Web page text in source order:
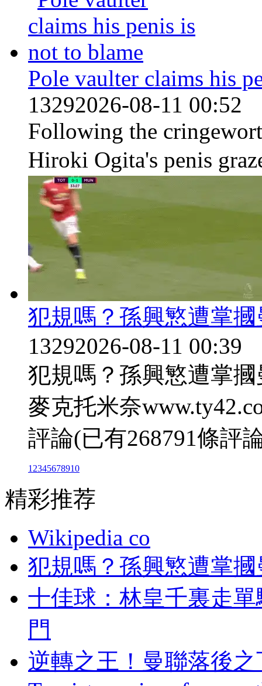
Pole vaulter claims his
13292026-08-11 00:52
Following the
Hiroki Ogita's penis
犯規嗎？孫興慜遭
13292026-08-11 00:39
犯規嗎？孫興慜遭
麥克托米奈
評論(已有268791條評
1 2345678910
精彩推荐
Wikipedia co
犯規嗎？孫興慜遭
十佳球 ：林皇千裏
門
逆轉之王 ！曼聯落